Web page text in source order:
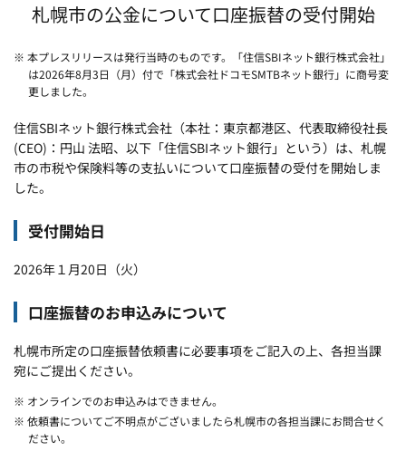
札幌市の公金について口座振替の受付開始
※ 本プレスリリースは発行当時のものです。「住信SBIネット銀行株式会社」
は2026年8月3日（月）付で「株式会社ドコモSMTBネット銀行」に商号変
更しました。
住信SBIネット銀行株式会社（本社：東京都港区、代表取締役社長
(CEO)：円山 法昭、以下「住信SBIネット銀行」という）は、札幌
市の市税や保険料等の支払いについて口座振替の受付を開始しま
した。
受付開始日
2026年１月20日（火）
口座振替のお申込みについて
札幌市所定の口座振替依頼書に必要事項をご記入の上、各担当課
宛にご提出ください。
※ オンラインでのお申込みはできません。
※ 依頼書についてご不明点がございましたら札幌市の各担当課にお問合せく
ださい。